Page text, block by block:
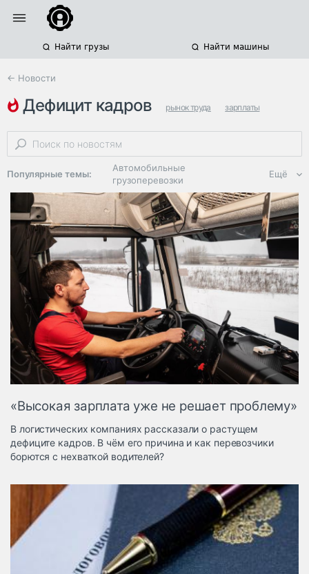
Найти грузы Найти машины
← Новости
дефицит кадров рынок труда зарплаты
российская логистика
Популярные темы:
Автомобильные
грузоперевозки
Региональная
логистика
ЭДО, ИТ в
логистике
Дороги,
инфраструктура
Логистика, грузы
Негабаритные и
опасные грузы
Безопасность и
страхование
Таможня и ВЭД
Склады и
грузовые
терминалы
транспорт
Спецтехника
Автосервис,
запчасти, шины
Ещё
«Высокая зарплата уже не решает проблему»
В логистических компаниях рассказали о растущем
дефиците кадров. В чём его причина и как перевозчики
борются с нехваткой водителей?